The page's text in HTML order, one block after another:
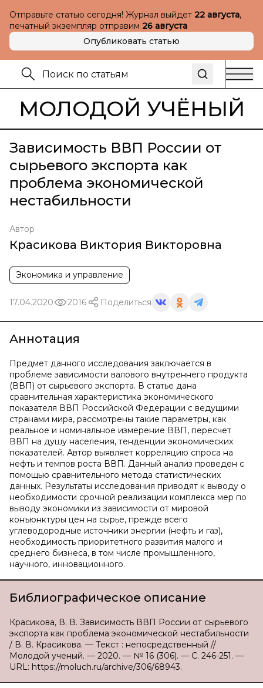
Отправьте статью сегодня! Журнал выйдет 22 августа,
печатный экземпляр отправим 26 августа
Опубликовать статью
МОЛОДОЙ УЧЁНЫЙ
Зависимость ВВП России от
сырьевого экспорта как
проблема экономической
нестабильности
Автор
Красикова Виктория Викторовна
Экономика и управление
17.04.2020 2016 Поделиться
Аннотация
Предмет данного исследования заключается в
проблеме зависимости валового внутреннего продукта
(ВВП) от сырьевого экспорта. В статье дана
сравнительная характеристика экономического
показателя ВВП Российской Федерации с ведущими
странами мира, рассмотрены такие параметры, как
реальное и номинальное измерение ВВП, пересчет
ВВП на душу населения, тенденции экономических
показателей. Автор выявляет корреляцию спроса на
нефть и темпов роста ВВП. Данный анализ проведен с
помощью сравнительного метода статистических
данных. Результаты исследования приводят к выводу о
необходимости срочной реализации комплекса мер по
выводу экономики из зависимости от мировой
конъюнктуры цен на сырье, прежде всего
углеводородные источники энергии (нефть и газ),
необходимость приоритетного развития малого и
среднего бизнеса, в том числе промышленного,
научного, инновационного.
Библиографическое описание
Красикова, В. В. Зависимость ВВП России от сырьевого
экспорта как проблема экономической нестабильности
/ В. В. Красикова. — Текст : непосредственный //
Молодой ученый. — 2020. — № 16 (306). — С. 246-251. —
URL: https://moluch.ru/archive/306/68943.